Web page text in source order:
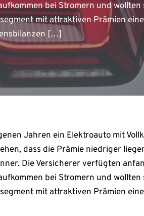
bei Stromern und
mit attraktiven Prämien
[…]
Jahren ein Elektroauto mit
dass die Prämie niedriger
Die Versicherer verfügten
bei Stromern und
mit attraktiven Prämien